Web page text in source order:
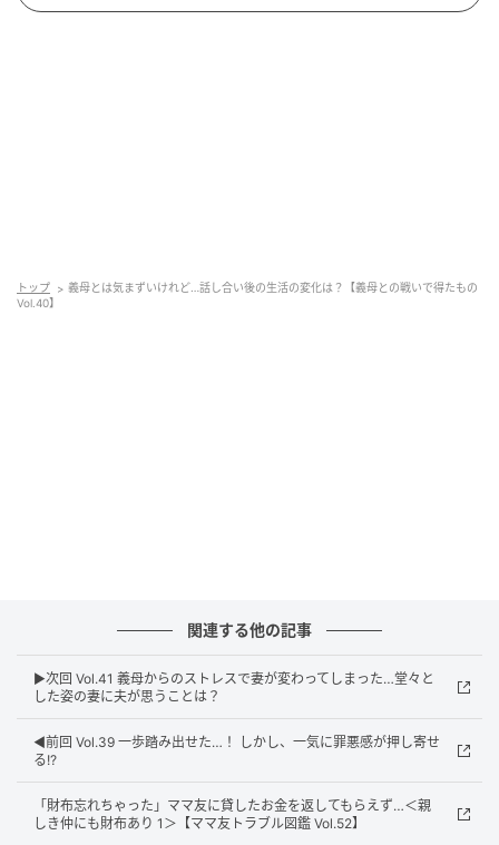
トップ
義母とは気まずいけれど…話し合い後の生活の変化は？【義母との戦いで得たもの
Vol.40】
関連する他の記事
▶︎次回 Vol.41 義母からのストレスで妻が変わってしまった…堂々と
した姿の妻に夫が思うことは？
◀︎前回 Vol.39 一歩踏み出せた…！ しかし、一気に罪悪感が押し寄せ
る!?
「財布忘れちゃった」ママ友に貸したお金を返してもらえず…＜親
しき仲にも財布あり 1＞【ママ友トラブル図鑑 Vol.52】